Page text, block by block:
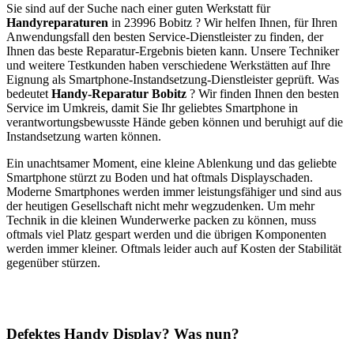
Sie sind auf der Suche nach einer guten Werkstatt für
Handyreparaturen in 23996 Bobitz ? Wir helfen Ihnen, für Ihren
Anwendungsfall den besten Service-Dienstleister zu finden, der
Ihnen das beste Reparatur-Ergebnis bieten kann. Unsere Techniker
und weitere Testkunden haben verschiedene Werkstätten auf Ihre
Eignung als Smartphone-Instandsetzung-Dienstleister geprüft. Was
bedeutet Handy-Reparatur Bobitz ? Wir finden Ihnen den besten
Service im Umkreis, damit Sie Ihr geliebtes Smartphone in
verantwortungsbewusste Hände geben können und beruhigt auf die
Instandsetzung warten können.
Ein unachtsamer Moment, eine kleine Ablenkung und das geliebte
Smartphone stürzt zu Boden und hat oftmals Displayschaden.
Moderne Smartphones werden immer leistungsfähiger und sind aus
der heutigen Gesellschaft nicht mehr wegzudenken. Um mehr
Technik in die kleinen Wunderwerke packen zu können, muss
oftmals viel Platz gespart werden und die übrigen Komponenten
werden immer kleiner. Oftmals leider auch auf Kosten der Stabilität
gegenüber stürzen.
Defektes Handy Display? Was nun?